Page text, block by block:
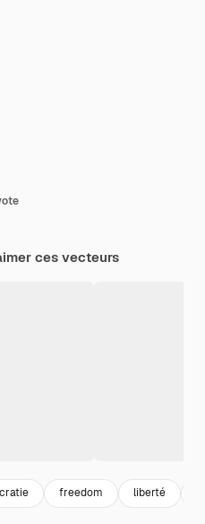
ces vecteurs
freedom liberté